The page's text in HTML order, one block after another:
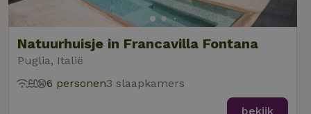
Natuurhuisje in Francavilla Fontana
Puglia, Italië
6 personen3 slaapkamers
bekijk